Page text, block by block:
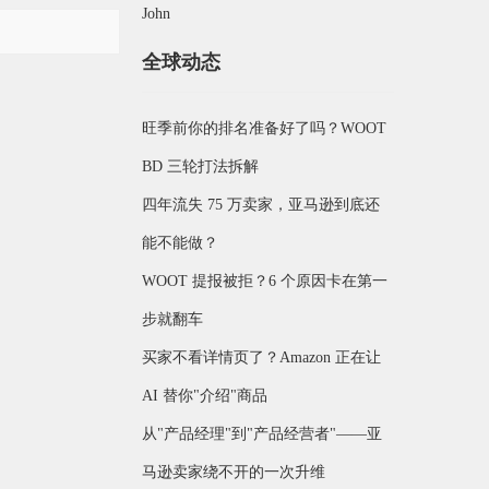
John
全球动态
旺季前你的排名准备好了吗？WOOT
BD 三轮打法拆解
四年流失 75 万卖家，亚马逊到底还
能不能做？
WOOT 提报被拒？6 个原因卡在第一
步就翻车
买家不看详情页了？Amazon 正在让
AI 替你"介绍"商品
从"产品经理"到"产品经营者"——亚
马逊卖家绕不开的一次升维